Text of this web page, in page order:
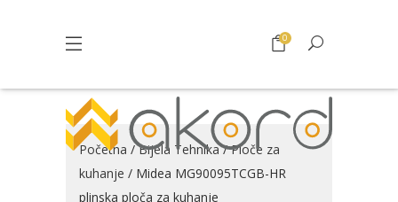
0
Početna /Bijela Tehnika/Ploče za
kuhanje / Midea MG90095TCGB-HR
plinska ploča za kuhanje